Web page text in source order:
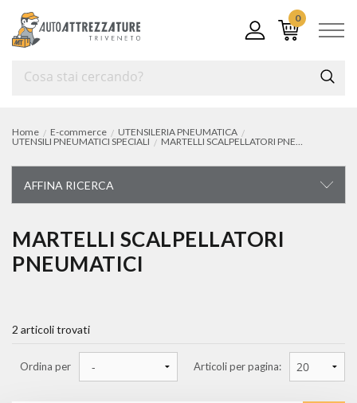
0
Home E-commerce
UTENSILERIA PNEUMATICA
UTENSILI PNEUMATICI SPECIALI
MARTELLI SCALPELLATORI PNEUMATICI
AFFINA RICERCA
UTENSILERIA PNEUMATICA
avvitatori pneumatici
MARTELLI SCALPELLATORI
PNEUMATICI
2 articoli trovati
Ordina per Articoli per pagina: